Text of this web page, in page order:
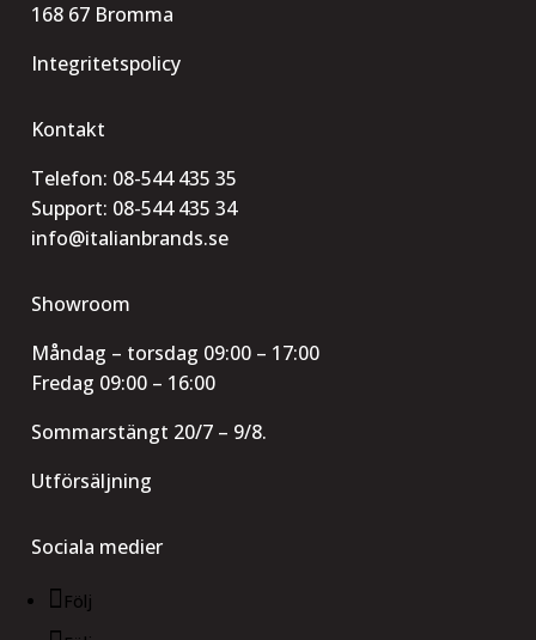
168 67 Bromma
Integritetspolicy
Kontakt
Telefon: 08-544 435 35
Support: 08-544 435 34
info@italianbrands.se
Showroom
Måndag – torsdag 09:00 – 17:00
Fredag 09:00 – 16:00
Sommarstängt 20/7 – 9/8.
Utförsäljning
Sociala medier
Följ